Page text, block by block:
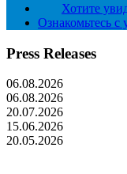
Хотите
Ознакомьтесь
Press Releases
06.08.2026
06.08.2026
20.07.2026
15.06.2026
20.05.2026